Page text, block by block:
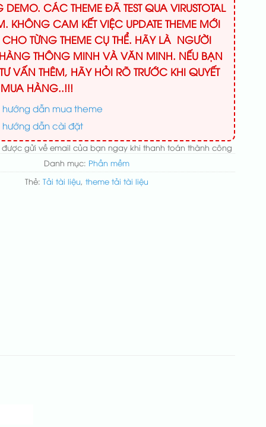
CÁC THEME ĐÃ TEST QUA VIRUSTOTAL
KHÔNG CAM KẾT VIỆC UPDATE THEME MỚI
TỪNG THEME CỤ THỂ. HÃY LÀ NGƯỜI
THÔNG MINH VÀ VĂN MINH. NẾU BẠN
VẤN THÊM, HÃY HỎI RÕ TRƯỚC KHI QUYẾT
HÀNG..!!!
hướng dẫn mua theme
hướng dẫn cài đặt
được gửi về email của bạn ngay khi thanh toán thành công
Danh mục: Phần mềm
Thẻ:Tải tài liệu,theme tải tài liệu